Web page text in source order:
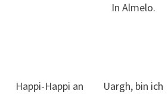
In Almelo.
Happi-Happi an
Uargh, bin ich